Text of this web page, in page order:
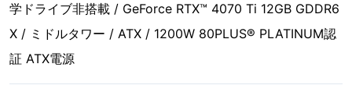
学ドライブ非搭載 / GeForce RTX™ 4070 Ti 12GB GDDR6
X / ミドルタワー / ATX / 1200W 80PLUS® PLATINUM認
証 ATX電源